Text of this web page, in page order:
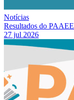
Notícias
Resultados do
27 jul 2026